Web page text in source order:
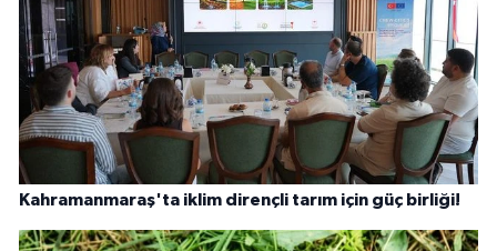
Kahramanmaraş'ta iklim dirençli tarım için güç birliği!